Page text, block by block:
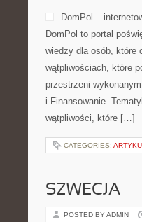
DomPol –
DomPol to portal
wiedzy dla osób, które
wątpliwościach, które
przestrzeni
i Finansowanie.
wątpliwości, które […]
CATEGORIES:
SZWECJA
POSTED BY ADMIN